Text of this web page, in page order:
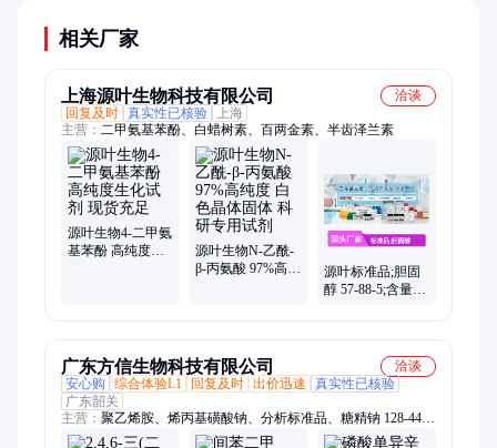
相关厂家
上海源叶生物科技有限公司
洽谈
回复及时 真实性已核验
上海
主营： 二甲氨基苯酚、白蜡树素、百两金素、半齿泽兰素
源叶生物4-二甲氨
基苯酚 高纯度生
源叶生物N-乙酰-
β-丙氨酸 97%高纯
源叶标准品;胆固
醇 57-88-5;含量
广东方信生物科技有限公司
洽谈
安心购
综合体验L1 回复及时 出价迅速
真实性已核验
广东韶关
主营： 聚乙烯胺、烯丙基磺酸钠、分析标准品、糖精钠 128-44-
9、70693-62-8 过硫酸氢钾、水杨酸钠 54-21-7、硫化钴 12013-